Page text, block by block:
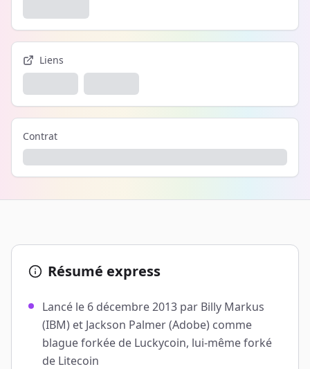
Liens
Contrat
Résumé express
Lancé le 6 décembre 2013 par Billy Markus
(IBM) et Jackson Palmer (Adobe) comme
blague forkée de Luckycoin, lui-même forké
de Litecoin